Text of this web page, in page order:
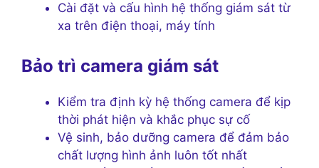
Cài đặt và cấu hình hệ thống giám sát từ
xa trên điện thoại, máy tính
Bảo trì camera giám sát
Kiểm tra định kỳ hệ thống camera để kịp
thời phát hiện và khắc phục sự cố
Vệ sinh, bảo dưỡng camera để đảm bảo
chất lượng hình ảnh luôn tốt nhất